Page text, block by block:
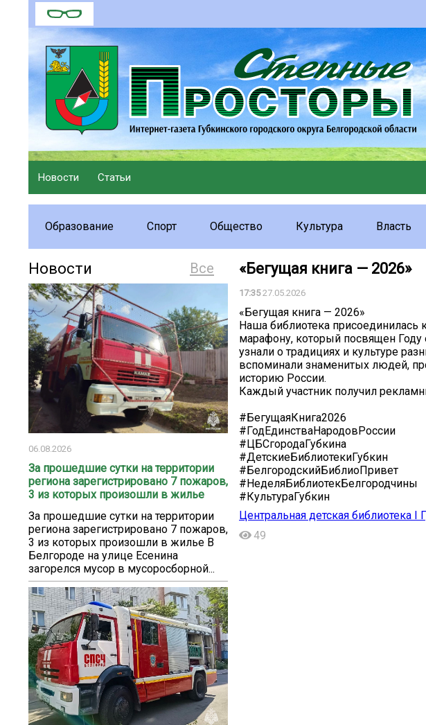
Новости Статьи
Образование Спорт Общество Культура Власть
Все
Новости
06.08.2026
За прошедшие сутки на территории
региона зарегистрировано 7 пожаров,
3 из которых произошли в жилье
За прошедшие сутки на территории
региона зарегистрировано 7 пожаров,
3 из которых произошли в жилье В
Белгороде на улице Есенина
загорелся мусор в мусоросборной...
«Бегущая книга — 2026»
17:3527.05.2026
«Бегущая книга — 2026»
‍Наша библиотека присоединилась
марафону, который посвящен Году
узнали о традициях и культуре
вспоминали знаменитых людей,
историю России.
Каждый участник получил
#БегущаяКнига2026
#ГодЕдинстваНародовРоссии
#ЦБСгородаГубкина
#ДетскиеБиблиотекиГубкин
#БелгородскийБиблиоПривет
#НеделяБиблиотекБелгородчины
#КультураГубкин
Центральная детская библиотека I
49